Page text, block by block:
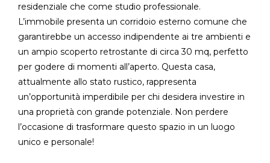
residenziale che come studio professionale.
L’immobile presenta un corridoio esterno comune che
garantirebbe un accesso indipendente ai tre ambienti e
un ampio scoperto retrostante di circa 30 mq, perfetto
per godere di momenti all’aperto. Questa casa,
attualmente allo stato rustico, rappresenta
un’opportunità imperdibile per chi desidera investire in
una proprietà con grande potenziale. Non perdere
l’occasione di trasformare questo spazio in un luogo
unico e personale!